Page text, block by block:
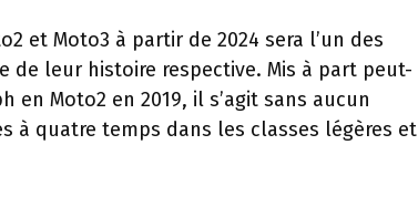
et Moto3 à partir de 2024 sera l’un des
de leur histoire respective. Mis à part peut-
Moto2 en 2019, il s’agit sans aucun
à quatre temps dans les classes légères et